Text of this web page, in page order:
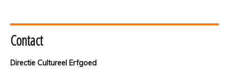
Contact
Directie Cultureel Erfgoed